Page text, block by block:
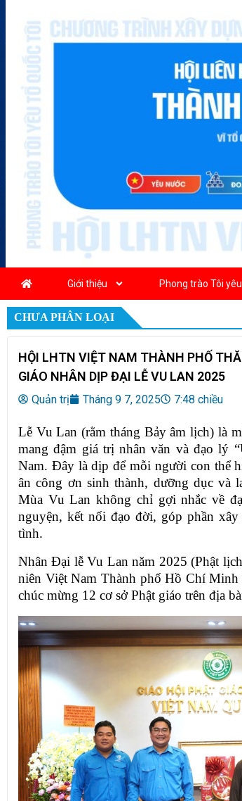
Giới thiệu Phong trào Tôi
CHƯA PHÂN LOẠI
HỘI LHTN VIỆT NAM THÀNH PHỐ
GIÁO NHÂN DỊP ĐẠI LỄ VU LAN 2025
Quản trị Tháng 9 7, 2025 7:48 chiều
Lễ Vu Lan (rằm tháng Bảy âm lịch) là
mang đậm giá trị nhân văn và đạo lý
Nam. Đây là dịp để mỗi người con thể
ân công ơn sinh thành, dưỡng dục và
Mùa Vu Lan không chỉ gợi nhắc về
nguyện, kết nối đạo đời, góp phần
tình.
Nhân Đại lễ Vu Lan năm 2025 (Phật
niên Việt Nam Thành phố Hồ Chí Minh
chúc mừng 12 cơ sở Phật giáo trên địa